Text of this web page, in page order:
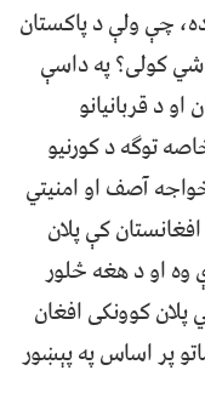
چې ولې د پاکستان
کولی؟ په داسې
د قربانيانو
توګه د کورنیو
آصف او امنيتي
کې پلان
وه او د هغه څلور
کوونکی افغان
پر اساس په پېښور